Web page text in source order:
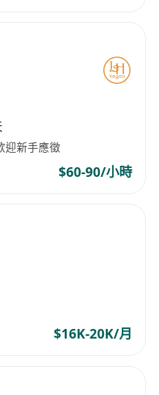
迎新手應徵
$60-90/小時
$16K-20K/月